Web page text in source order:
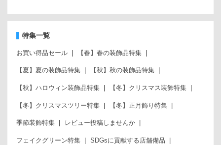
特集一覧
お買い得品セール 【春】春の装飾品特集
【夏】夏の装飾品特集 【秋】秋の装飾品特集
【秋】ハロウィン装飾品特集 【冬】クリスマス装飾特集
【冬】クリスマスツリー特集 【冬】正月飾り特集
季節装飾特集 レビュー投稿しませんか
フェイクグリーン特集 SDGsに貢献する店舗備品